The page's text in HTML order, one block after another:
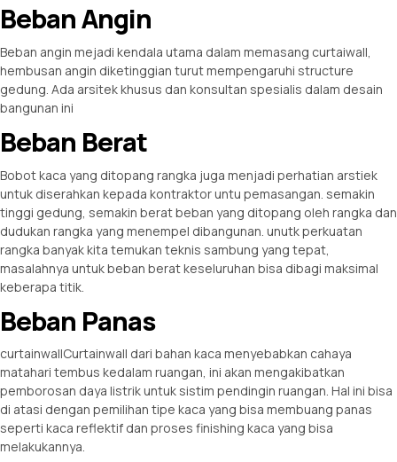
Beban Angin
Beban angin mejadi kendala utama dalam memasang curtaiwall,
hembusan angin diketinggian turut mempengaruhi structure
gedung. Ada arsitek khusus dan konsultan spesialis dalam desain
bangunan ini
Beban Berat
Bobot kaca yang ditopang rangka juga menjadi perhatian arstiek
untuk diserahkan kepada kontraktor untu pemasangan. semakin
tinggi gedung, semakin berat beban yang ditopang oleh rangka dan
dudukan rangka yang menempel dibangunan. unutk perkuatan
rangka banyak kita temukan teknis sambung yang tepat,
masalahnya untuk beban berat keseluruhan bisa dibagi maksimal
keberapa titik.
Beban Panas
curtainwallCurtainwall dari bahan kaca menyebabkan cahaya
matahari tembus kedalam ruangan, ini akan mengakibatkan
pemborosan daya listrik untuk sistim pendingin ruangan. Hal ini bisa
di atasi dengan pemilihan tipe kaca yang bisa membuang panas
seperti kaca reflektif dan proses finishing kaca yang bisa
melakukannya.